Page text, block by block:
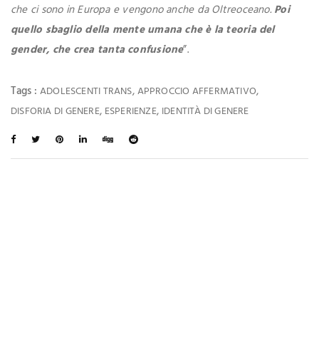
che ci sono in Europa e vengono anche da Oltreoceano. Poi
quello sbaglio della mente umana che è la teoria del
gender, che crea tanta confusione”.
Tags : ADOLESCENTI TRANS,APPROCCIO AFFERMATIVO,
DISFORIA DI GENERE, ESPERIENZE, IDENTITÀ DI GENERE